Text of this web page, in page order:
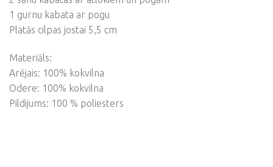
1 gurnu kabata ar pogu
Platās cilpas jostai 5,5 cm
Materiāls:
Arējais: 100% kokvilna
Odere: 100% kokvilna
Pildijums: 100 % poliesters